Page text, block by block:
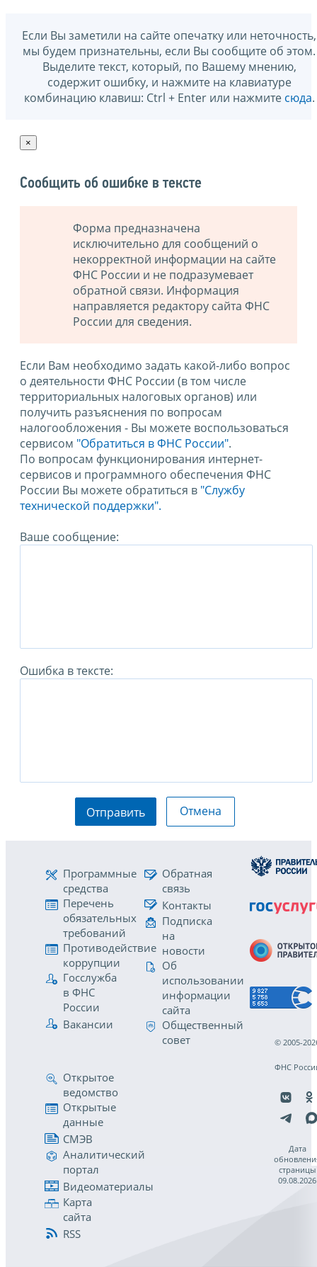
Если Вы заметили на сайте опечатку или неточность,
мы будем признательны, если Вы сообщите об этом.
Выделите текст, который, по Вашему мнению,
содержит ошибку, и нажмите на клавиатуре
комбинацию клавиш: Ctrl + Enter или нажмите сюда.
×
Сообщить об ошибке в тексте
Форма предназначена
исключительно для сообщений о
некорректной информации на сайте
ФНС России и не подразумевает
обратной связи. Информация
направляется редактору сайта ФНС
России для сведения.
Если Вам необходимо задать какой-либо вопрос
о деятельности ФНС России (в том числе
территориальных налоговых органов) или
получить разъяснения по вопросам
налогообложения - Вы можете воспользоваться
сервисом "Обратиться в ФНС России".
По вопросам функционирования интернет-
сервисов и программного обеспечения ФНС
России Вы можете обратиться в "Службу
технической поддержки".
Ваше сообщение:
Ошибка в тексте:
Отправить Отмена
Программные
средства
Перечень
обязательных
требований
Противодействие
коррупции
Госслужба
в ФНС
России
Вакансии
Обратная
связь
Контакты
Подписка
на
новости
Об
использовании
информации
сайта
Общественный
совет
Открытое
ведомство
Открытые
данные
СМЭВ
Аналитический
портал
Видеоматериалы
Карта
сайта
RSS
© 2005-
ФНС
Дата
страницы
09.08.2026